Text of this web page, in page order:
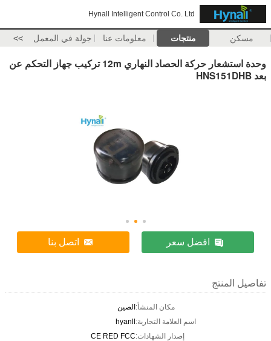
Hynall Intelligent Control Co. Ltd
مسكن منتجات معلومات عنا جولة في المعمل >>
وحدة استشعار حركة الحصاد النهاري 12m تركيب جهاز التحكم عن
بعد HNS151DHB
افضل سعر اتصل بنا
تفاصيل المنتج
مكان المنشأ:الصين
اسم العلامة التجارية:hyanll
إصدار الشهادات:CE RED FCC